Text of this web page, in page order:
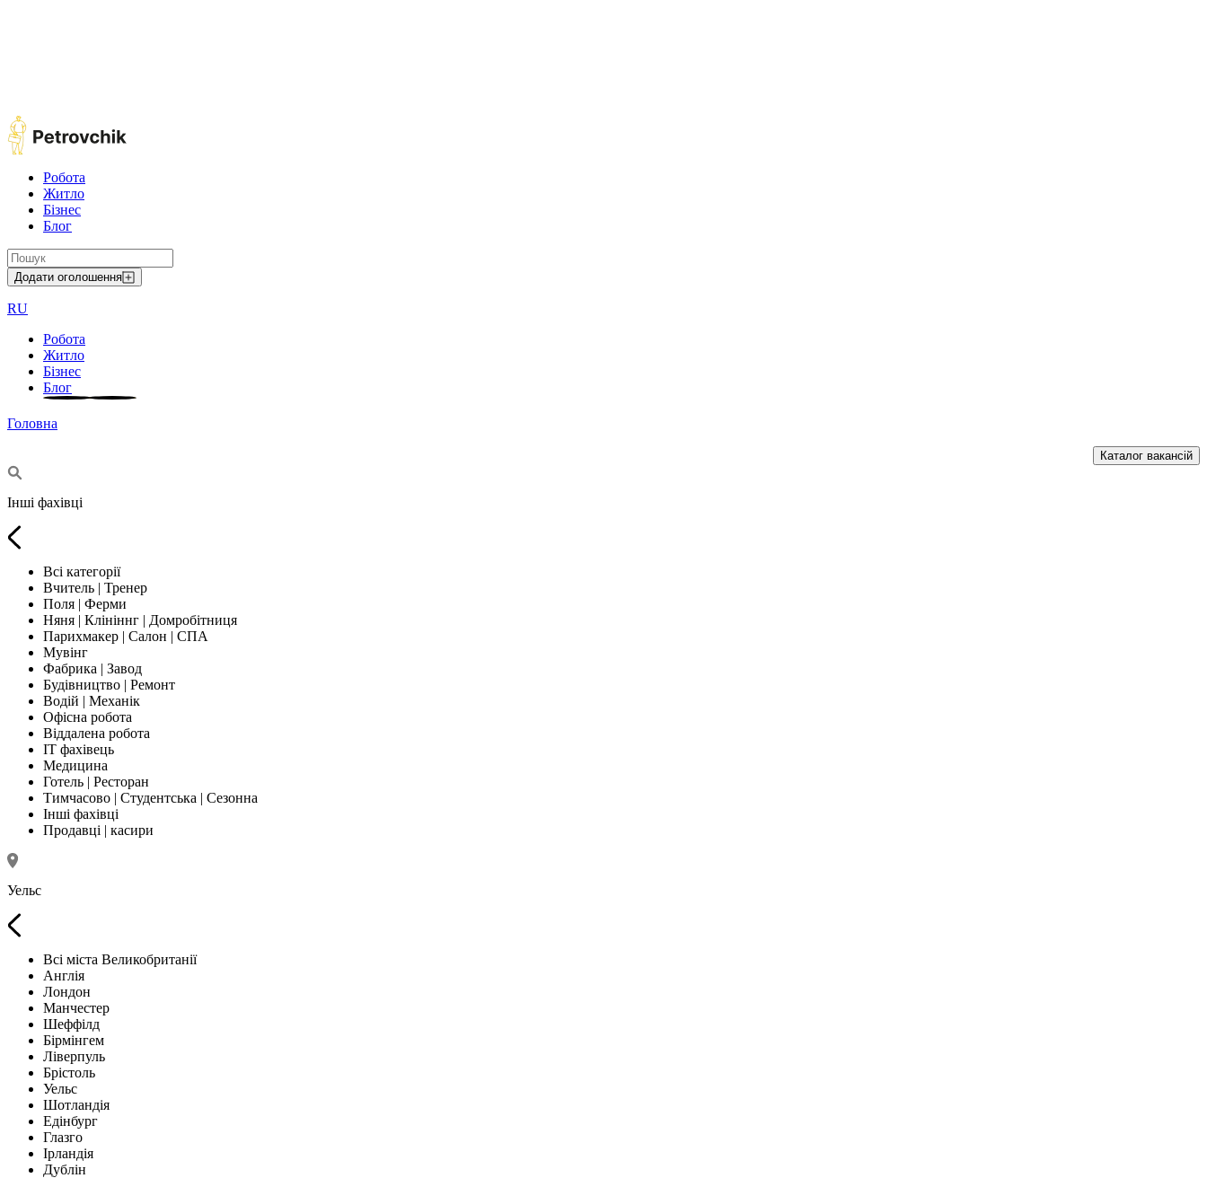
Робота
Житло
Бізнес
Блог
Додати оголошення
RU
Робота
Житло
Бізнес
Блог
Головна
Каталог вакансій
Інші фахівці
Всі категорії
Вчитель | Тренер
Поля | Ферми
Няня | Клініннг | Домробітниця
Парихмакер | Салон | СПА
Мувінг
Фабрика | Завод
Будівництво | Ремонт
Водій | Механік
Офісна робота
Віддалена робота
IT фахівець
Медицина
Готель | Ресторан
Тимчасово | Студентська | Сезонна
Інші фахівці
Продавці | касири
Уельс
Всі міста Великобританії
Англія
Лондон
Манчестер
Шеффілд
Бірмінгем
Ліверпуль
Брістоль
Уельс
Шотландія
Едінбург
Глазго
Ірландія
Дублін